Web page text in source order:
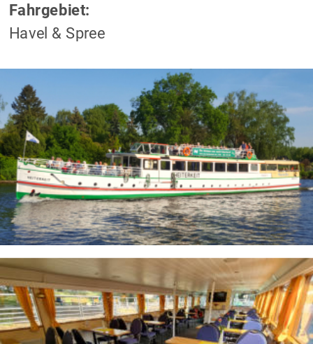
Fahrgebiet:
Havel & Spree